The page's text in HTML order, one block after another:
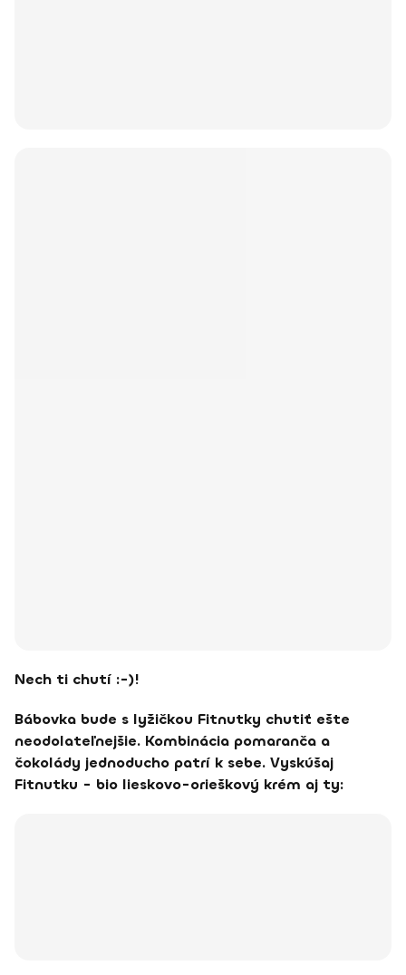
Nech ti chutí :-)!
Bábovka bude s lyžičkou Fitnutky chutiť ešte
neodolateľnejšie. Kombinácia pomaranča a
čokolády jednoducho patrí k sebe. Vyskúšaj
Fitnutku - bio lieskovo-orieškový krém aj ty: